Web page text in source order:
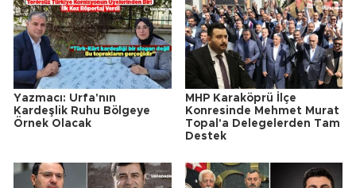
Yazmacı: Urfa'nın
Kardeşlik Ruhu Bölgeye
Örnek Olacak
MHP Karaköprü İlçe
Konresinde Mehmet Murat
Topal'a Delegelerden Tam
Destek